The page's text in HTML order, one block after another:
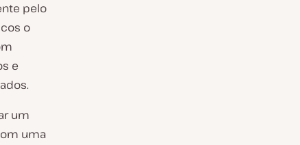
pelo
o
e
um
uma